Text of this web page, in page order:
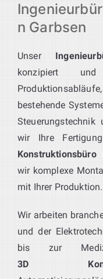
n Garbsen
Unser
konzipiert und
bestehende
Steuerungstechnik
wir Ihre
Konstruktionsbüro
wir komplexe
mit Ihrer Produktion.
Wir arbeiten
und der
bis zur
3D